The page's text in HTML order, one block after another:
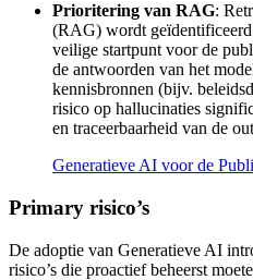
Prioritering van RAG:
(RAG) wordt geïdentificeerd
veilige startpunt voor de
de antwoorden van het
kennisbronnen (bijv.
risico op hallucinaties
en traceerbaarheid van de
Generatieve AI voor de
Primary risico’s
De adoptie van Generatieve AI
risico’s die proactief beheerst